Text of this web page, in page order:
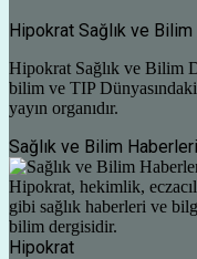
Hipokrat Sağlık ve
Hipokrat Sağlık ve Bilim
bilim ve TIP
yayın organıdır.
Sağlık ve Bilim Haberleri
Hipokrat, hekimlik,
gibi sağlık haberleri ve
bilim dergisidir.
Hipokrat